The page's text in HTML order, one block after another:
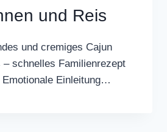
und Reis
und cremiges Cajun
– schnelles Familienrezept
Emotionale Einleitung…